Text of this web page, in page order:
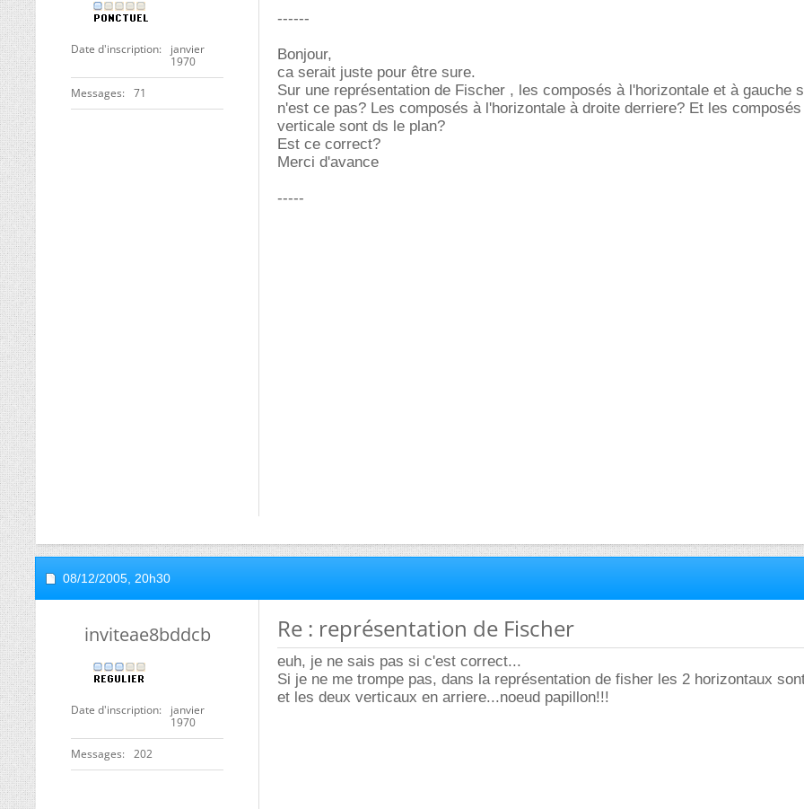
Date d'inscription
janvier
1970
Messages 71
------
Bonjour,
ca serait juste pour être sure.
Sur une représentation de Fischer , les composés à l'horizontale et à gauche
n'est ce pas? Les composés à l'horizontale à droite derriere? Et les
verticale sont ds le plan?
Est ce correct?
Merci d'avance
-----
08/12/2005, 20h30
inviteae8bddcb
Date d'inscription
janvier
1970
Messages 202
Re : représentation de Fischer
euh, je ne sais pas si c'est correct...
Si je ne me trompe pas, dans la représentation de fisher les 2 horizontaux
et les deux verticaux en arriere...noeud papillon!!!